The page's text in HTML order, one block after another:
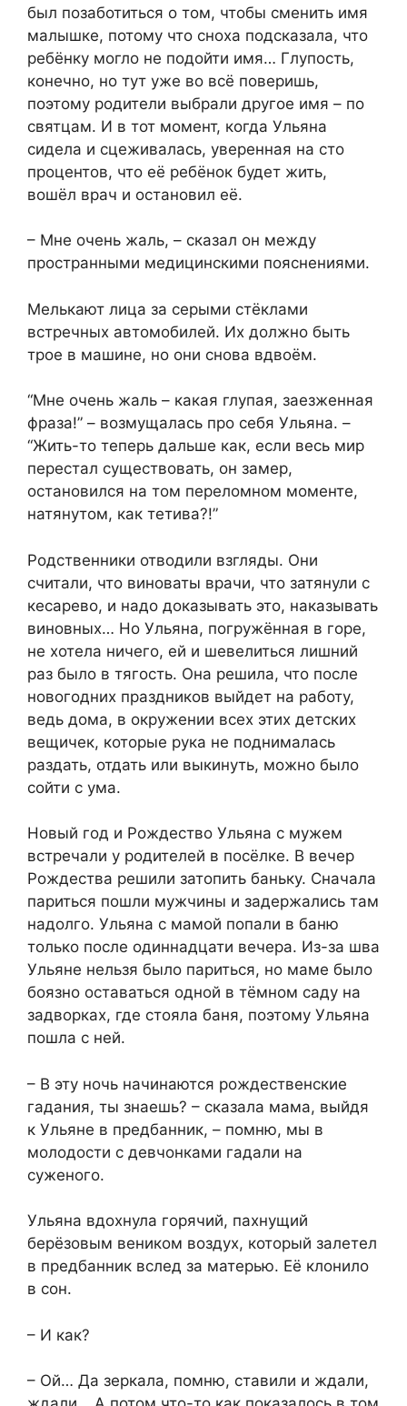
был позаботиться о том, чтобы сменить имя
малышке, потому что сноха подсказала, что
ребёнку могло не подойти имя… Глупость,
конечно, но тут уже во всё поверишь,
поэтому родители выбрали другое имя – по
святцам. И в тот момент, когда Ульяна
сидела и сцеживалась, уверенная на сто
процентов, что её ребёнок будет жить,
вошёл врач и остановил её.
– Мне очень жаль, – сказал он между
пространными медицинскими пояснениями.
Мелькают лица за серыми стёклами
встречных автомобилей. Их должно быть
трое в машине, но они снова вдвоём.
“Мне очень жаль – какая глупая, заезженная
фраза!” – возмущалась про себя Ульяна. –
“Жить-то теперь дальше как, если весь мир
перестал существовать, он замер,
остановился на том переломном моменте,
натянутом, как тетива?!”
Родственники отводили взгляды. Они
считали, что виноваты врачи, что затянули с
кесарево, и надо доказывать это, наказывать
виновных… Но Ульяна, погружённая в горе,
не хотела ничего, ей и шевелиться лишний
раз было в тягость. Она решила, что после
новогодних праздников выйдет на работу,
ведь дома, в окружении всех этих детских
вещичек, которые рука не поднималась
раздать, отдать или выкинуть, можно было
сойти с ума.
Новый год и Рождество Ульяна с мужем
встречали у родителей в посёлке. В вечер
Рождества решили затопить баньку. Сначала
париться пошли мужчины и задержались там
надолго. Ульяна с мамой попали в баню
только после одиннадцати вечера. Из-за шва
Ульяне нельзя было париться, но маме было
боязно оставаться одной в тёмном саду на
задворках, где стояла баня, поэтому Ульяна
пошла с ней.
– В эту ночь начинаются рождественские
гадания, ты знаешь? – сказала мама, выйдя
к Ульяне в предбанник, – помню, мы в
молодости с девчонками гадали на
суженого.
Ульяна вдохнула горячий, пахнущий
берёзовым веником воздух, который залетел
в предбанник вслед за матерью. Её клонило
в сон.
– И как?
– Ой… Да зеркала, помню, ставили и ждали,